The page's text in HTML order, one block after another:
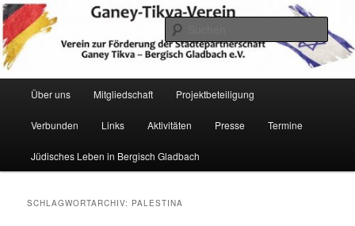
Zum
primären
Inhalt
springen
Zum
sekundären
Inhalt
springen
Ganey Tikva Verein Bergisch
Gladbach
Verein zur Förderung der Städtepartnerschaft Ganey Tikva – Bergisch
Gladbach e. V.
Hauptmenü
Über uns Mitgliedschaft Projektbeteiligung
Verbunden Links Aktivitäten Presse Termine
Jüdisches Leben in Bergisch Gladbach
SCHLAGWORTARCHIV: PALESTINA